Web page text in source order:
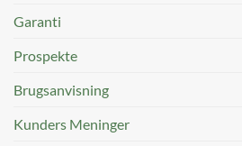
Garanti
Prospekte
Brugsanvisning
Kunders Meninger